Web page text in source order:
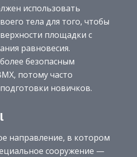
использовать
тела для того, чтобы
площадки с
равновесия.
безопасным
потому часто
новичков.
направление, в котором
сооружение —